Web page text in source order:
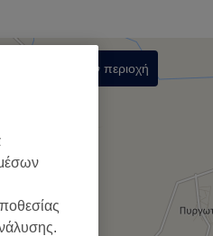
Αναζήτηση στην περιοχή
μέσων